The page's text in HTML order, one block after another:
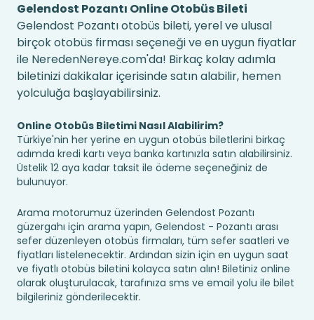
Gelendost Pozantı Online Otobüs Bileti
Gelendost Pozantı otobüs bileti, yerel ve ulusal
birçok otobüs firması seçeneği ve en uygun fiyatlar
ile NeredenNereye.com'da! Birkaç kolay adımla
biletinizi dakikalar içerisinde satın alabilir, hemen
yolculuğa başlayabilirsiniz.
Online Otobüs Biletimi Nasıl Alabilirim?
Türkiye'nin her yerine en uygun otobüs biletlerini birkaç
adımda kredi kartı veya banka kartınızla satın alabilirsiniz.
Üstelik 12 aya kadar taksit ile ödeme seçeneğiniz de
bulunuyor.
Arama motorumuz üzerinden Gelendost Pozantı
güzergahı için arama yapın, Gelendost - Pozantı arası
sefer düzenleyen otobüs firmaları, tüm sefer saatleri ve
fiyatları listelenecektir. Ardından sizin için en uygun saat
ve fiyatlı otobüs biletini kolayca satın alın! Biletiniz online
olarak oluşturulacak, tarafınıza sms ve email yolu ile bilet
bilgileriniz gönderilecektir.